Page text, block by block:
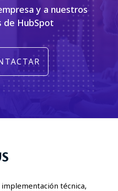
y a nuestros
de HubSpot
técnica,